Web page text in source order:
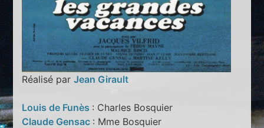
Réalisé parJean Girault
Louis de Funès : Charles Bosquier
Claude Gensac : Mme Bosquier